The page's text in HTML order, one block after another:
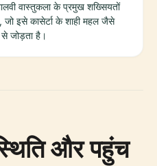
वास्तुकला के प्रमुख शख्सियतों
जो इसे कासेर्टा के शाही महल जैसे
से जोड़ता है।
और पहुंच